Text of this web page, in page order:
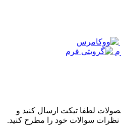
لطفا تیکت ارسال کنید و
سوالات خود را مطرح کنید.